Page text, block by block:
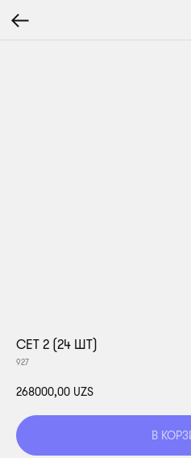
СЕТ 2 (24 ШТ)
927
268000,00 UZS
В